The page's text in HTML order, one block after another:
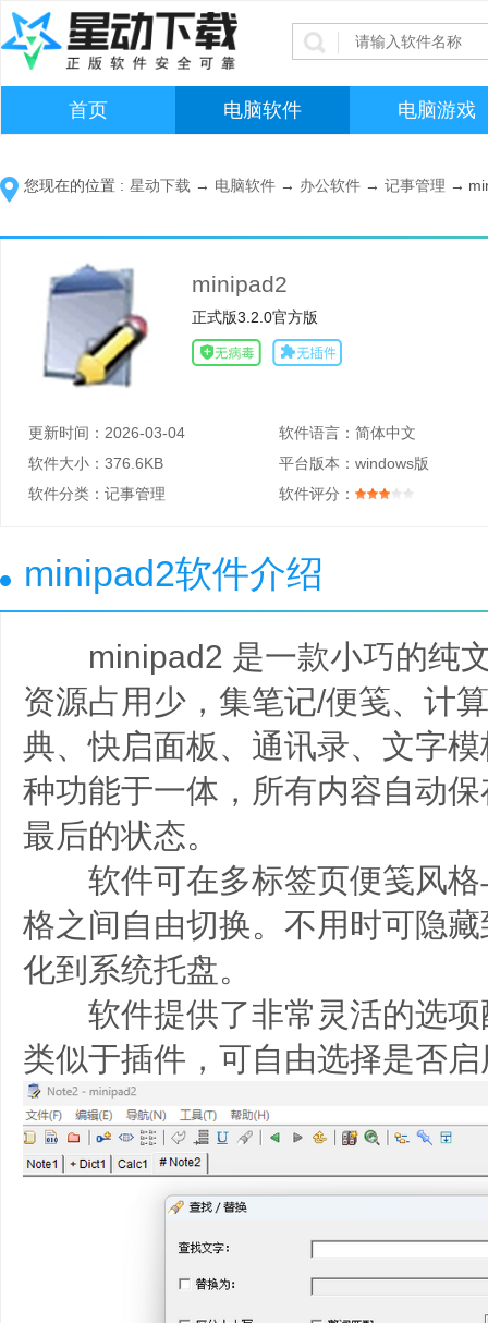
首页 电脑软件 电脑游戏
您现在的位置 : 星动下载 → 电脑软件 → 办公软件 → 记事管理 →
minipad2
正式版3.2.0官方版
更新时间： 2026-03-04 软件语言：简体中文
软件大小： 376.6KB 平台版本：windows版
软件分类： 记事管理 软件评分：
minipad2软件介绍
minipad2 是一款小巧的纯文
资源占用少，集笔记/便笺、计
典、快启面板、通讯录、文字
种功能于一体，所有内容自动
最后的状态。
软件可在多标签页便笺风格
格之间自由切换。不用时可隐
化到系统托盘。
软件提供了非常灵活的选项
类似于插件，可自由选择是否